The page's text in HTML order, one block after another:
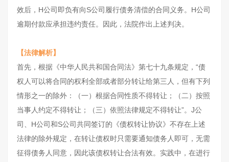
效后，H公司即负有向S公司履行债务清偿的合同义务。H公司
逾期付款应承担违约责任。因此，法院作出上述判决。
【法律解析】
首先，根据《中华人民共和国合同法》第七十九条规定，“债
权人可以将合同的权利全部或者部分转让给第三人，但有下列
情形之一的除外：（一）根据合同性质不得转让；（二）按照
当事人约定不得转让；（三）依照法律规定不得转让”。J公
司、H公司和S公司共同签订的《债权转让协议》不存在上述
法律的除外规定，在转让债权时只需要通知债务人即可，无需
征得债务人同意，因此该债权转让合法有效。实践中，在进行